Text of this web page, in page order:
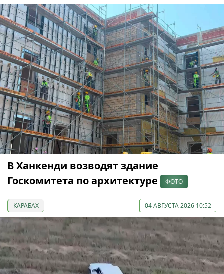
В Ханкенди возводят здание
Госкомитета по архитектуре
ФОТО
КАРАБАХ 04 АВГУСТА 2026 10:52